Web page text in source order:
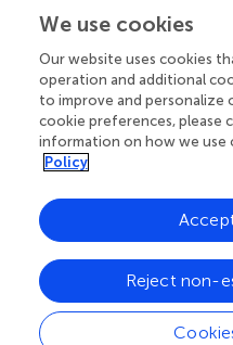
يساعد على تقليل
الذهني سابقًا، حيث
كنت تقوم بشيء ما
وراء شيء ما
على تجديد طاقتك من
من التفكير فيما
اليوم.
مشاعرك: تُستخدم عدة
بالموسيقى والعلاج
We use cookies
Our website uses cookies
operation and additional
to improve and personalize
cookie preferences, please
information on how we use
Policy
Reject non-